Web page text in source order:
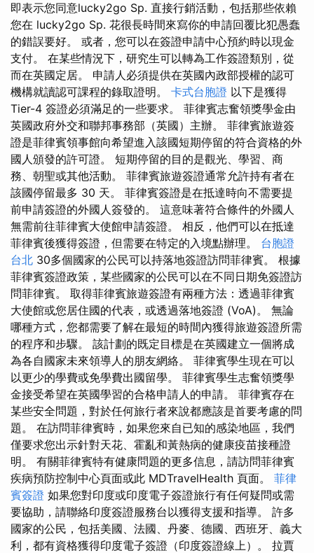
即表示您同意lucky2go Sp. 直接行銷活動，包括那些依賴
您在 lucky2go Sp. 花很長時間來寫你的申請回覆比犯愚蠢
的錯誤要好。 或者，您可以在簽證申請中心預約時以現金
支付。 在某些情況下，研究生可以轉為工作簽證類別，從
而在英國定居。 申請人必須提供在英國內政部授權的認可
機構就讀認可課程的錄取證明。 卡式台胞證 以下是獲得
Tier-4 簽證必須滿足的一些要求。 菲律賓志奮領獎學金由
英國政府外交和聯邦事務部（英國）主辦。 菲律賓旅遊簽
證是菲律賓領事館向希望進入該國短期停留的符合資格的外
國人頒發的許可證。 短期停留的目的是觀光、學習、商
務、朝聖或其他活動。 菲律賓旅遊簽證通常允許持有者在
該國停留最多 30 天。 菲律賓簽證是在抵達時向不需要提
前申請簽證的外國人簽發的。 這意味著符合條件的外國人
無需前往菲律賓大使館申請簽證。 相反，他們可以在抵達
菲律賓後獲得簽證，但需要在特定的入境點辦理。 台胞證
台北 30多個國家的公民可以持落地簽證訪問菲律賓。 根據
菲律賓簽證政策，某些國家的公民可以在不同日期免簽證訪
問菲律賓。 取得菲律賓旅遊簽證有兩種方法：透過菲律賓
大使館或您居住國的代表，或透過落地簽證 (VoA)。 無論
哪種方式，您都需要了解在最短的時間內獲得旅遊簽證所需
的程序和步驟。 該計劃的既定目標是在英國建立一個將成
為各自國家未來領導人的朋友網絡。 菲律賓學生現在可以
以更少的學費或免學費出國留學。 菲律賓學生志奮領獎學
金接受希望在英國學習的合格申請人的申請。 菲律賓存在
某些安全問題，對於任何旅行者來說都應該是首要考慮的問
題。 在訪問菲律賓時，如果您來自已知的感染地區，我們
僅要求您出示針對天花、霍亂和黃熱病的健康疫苗接種證
明。 有關菲律賓特有健康問題的更多信息，請訪問菲律賓
疾病預防控制中心頁面或此 MDTravelHealth 頁面。 菲律
賓簽證 如果您對印度或印度電子簽證旅行有任何疑問或需
要協助，請聯絡印度簽證服務台以獲得支援和指導。 許多
國家的公民，包括美國、法國、丹麥、德國、西班牙、義大
利，都有資格獲得印度電子簽證（印度簽證線上）。 拉賈